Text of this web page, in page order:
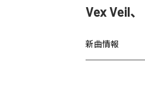
Vex Veil
新曲情報